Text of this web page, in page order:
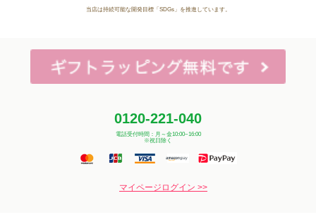
当店は持続可能な開発目標「SDGs」を推進しています。
0120-221-040
電話受付時間：月～金10:00~16:00
※祝日除く
マイページログイン >>